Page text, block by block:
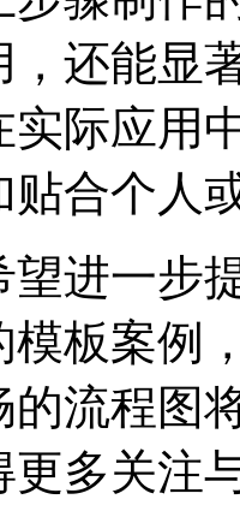
，还能显
实际应用
贴合个人
望进一步
模板案例
的流程图
更多关注